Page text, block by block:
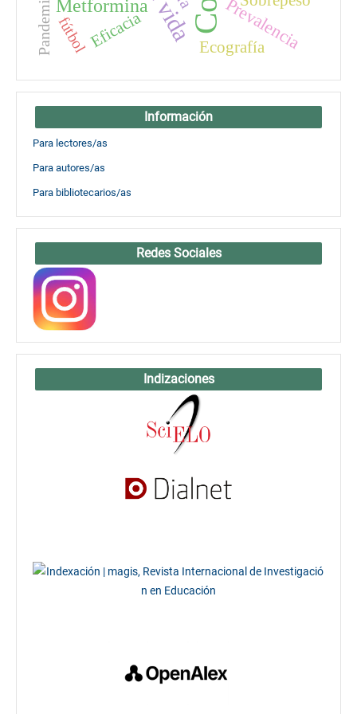
Metformina Prevalencia
Eficacia Ecografía
fútbol
Pandemia
Información
Para lectores/as
Para autores/as
Para bibliotecarios/as
Redes Sociales
Indizaciones